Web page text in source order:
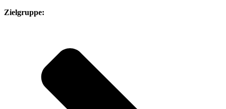
Zielgruppe: